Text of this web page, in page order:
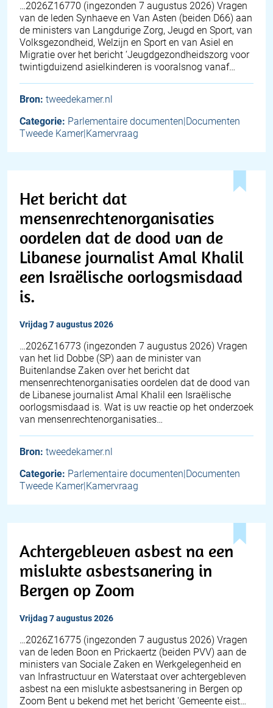
… 2026Z16770 (ingezonden 7 augustus 2026) Vragen
van de leden Synhaeve en Van Asten (beiden D66) aan
de ministers van Langdurige Zorg, Jeugd en Sport, van
Volksgezondheid, Welzijn en Sport en van Asiel en
Migratie over het bericht ‘Jeugdgezondheidszorg voor
twintigduizend asielkinderen is vooralsnog vanaf…
Bron: tweedekamer.nl
Categorie: Parlementaire documenten|Documenten
Tweede Kamer|Kamervraag
Het bericht dat
mensenrechtenorganisaties
oordelen dat de dood van de
Libanese journalist Amal Khalil
een Israëlische oorlogsmisdaad
is.
vrijdag 7 augustus 2026
… 2026Z16773 (ingezonden 7 augustus 2026) Vragen
van het lid Dobbe (SP) aan de minister van
Buitenlandse Zaken over het bericht dat
mensenrechtenorganisaties oordelen dat de dood van
de Libanese journalist Amal Khalil een Israëlische
oorlogsmisdaad is. Wat is uw reactie op het onderzoek
van mensenrechtenorganisaties…
Bron: tweedekamer.nl
Categorie: Parlementaire documenten|Documenten
Tweede Kamer|Kamervraag
Achtergebleven asbest na een
mislukte asbestsanering in
Bergen op Zoom
vrijdag 7 augustus 2026
… 2026Z16775 (ingezonden 7 augustus 2026) Vragen
van de leden Boon en Prickaertz (beiden PVV) aan de
ministers van Sociale Zaken en Werkgelegenheid en
van Infrastructuur en Waterstaat over achtergebleven
asbest na een mislukte asbestsanering in Bergen op
Zoom Bent u bekend met het bericht 'Gemeente eist…